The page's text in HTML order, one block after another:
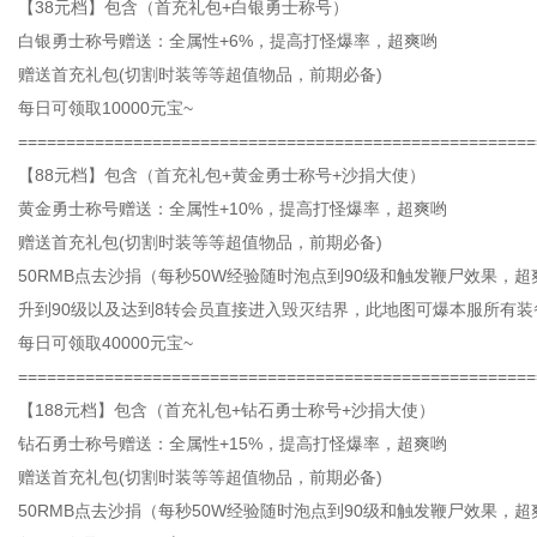
【38元档】包含（首充礼包+白银勇士称号）
白银勇士称号赠送：全属性+6%，提高打怪爆率，超爽哟
赠送首充礼包(切割时装等等超值物品，前期必备)
每日可领取10000元宝~
【88元档】包含（首充礼包+黄金勇士称号+沙捐大使）
黄金勇士称号赠送：全属性+10%，提高打怪爆率，超爽哟
赠送首充礼包(切割时装等等超值物品，前期必备)
50RMB点去沙捐（每秒50W经验随时泡点到90级和触发鞭尸效果，超
升到90级以及达到8转会员直接进入毁灭结界，此地图可爆本服所有装
每日可领取40000元宝~
【188元档】包含（首充礼包+钻石勇士称号+沙捐大使）
钻石勇士称号赠送：全属性+15%，提高打怪爆率，超爽哟
赠送首充礼包(切割时装等等超值物品，前期必备)
50RMB点去沙捐（每秒50W经验随时泡点到90级和触发鞭尸效果，超